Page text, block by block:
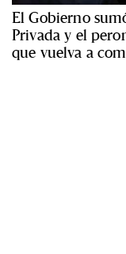
El Gobierno
Privada y el
que vuelva a